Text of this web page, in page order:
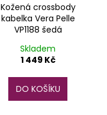
Kožená crossbody
kabelka Vera Pelle
VP1188 šedá
Skladem
1 449 Kč
DO KOŠÍKU